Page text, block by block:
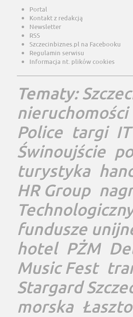
Portal
Kontakt z redakcją
Newsletter
RSS
Szczecinbiznes.pl na Facebooku
Regulamin serwisu
Informacja nt. plików cookies
Tematy:
nieruchomości
Police targi IT
Świnoujście
turystyka
HR Group
fundusze
hotel PŻM
Music Fest
Stargard
morska